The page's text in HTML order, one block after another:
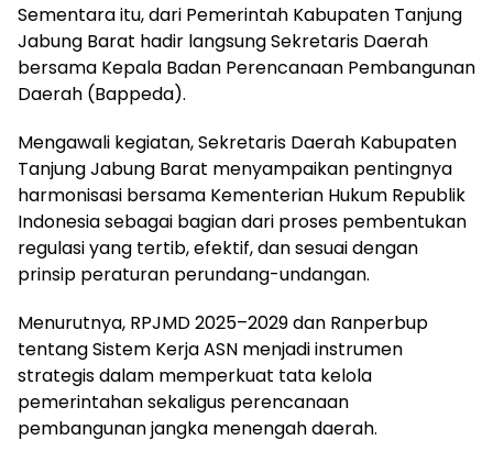
Sementara itu, dari Pemerintah Kabupaten Tanjung
Jabung Barat hadir langsung Sekretaris Daerah
bersama Kepala Badan Perencanaan Pembangunan
Daerah (Bappeda).
Mengawali kegiatan, Sekretaris Daerah Kabupaten
Tanjung Jabung Barat menyampaikan pentingnya
harmonisasi bersama Kementerian Hukum Republik
Indonesia sebagai bagian dari proses pembentukan
regulasi yang tertib, efektif, dan sesuai dengan
prinsip peraturan perundang-undangan.
Menurutnya, RPJMD 2025–2029 dan Ranperbup
tentang Sistem Kerja ASN menjadi instrumen
strategis dalam memperkuat tata kelola
pemerintahan sekaligus perencanaan
pembangunan jangka menengah daerah.